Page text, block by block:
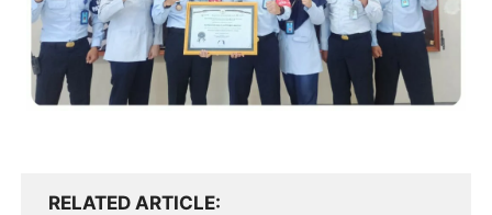
RELATED ARTICLE